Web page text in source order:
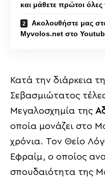
και μάθετε πρώτοι όλες
Ακολουθήστε μας
Myvolos.net στο
Κατά την διάρκεια
Σεβασμιώτατος
Μεγαλοσχημία της
οποία μονάζει στο
χρόνια. Τον Θείο
Εφραίμ, ο οποίος
σπουδαιότητα της